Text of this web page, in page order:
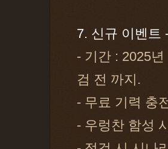
7. 신규 이벤트
- 기간 : 2025
검 전 까지.
- 무료 기력 충
- 우렁찬 함성